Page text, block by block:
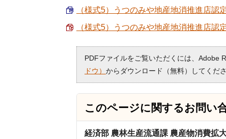
（様式5）うつのみや地産地消推進店認
（様式5）うつのみや地産地消推進店認
PDFファイルをご覧いただくには、Adobe
ドウ） からダウンロード（無料）してくださ
このページに関するお問い
経済部 農林生産流通課 農産物消費拡